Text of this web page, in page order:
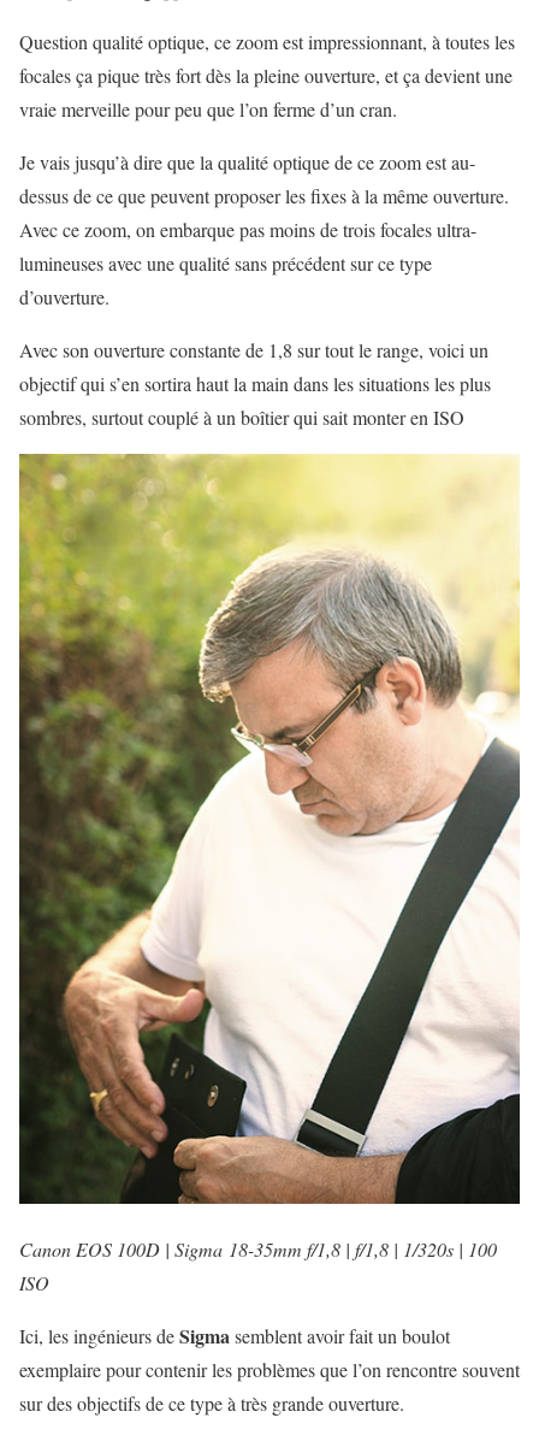
Question qualité optique, ce zoom est impressionnant, à toutes les
focales ça pique très fort dès la pleine ouverture, et ça devient une
vraie merveille pour peu que l’on ferme d’un cran.
Je vais jusqu’à dire que la qualité optique de ce zoom est au-
dessus de ce que peuvent proposer les fixes à la même ouverture.
Avec ce zoom, on embarque pas moins de trois focales ultra-
lumineuses avec une qualité sans précédent sur ce type
d’ouverture.
Avec son ouverture constante de 1,8 sur tout le range, voici un
objectif qui s’en sortira haut la main dans les situations les plus
sombres, surtout couplé à un boîtier qui sait monter en ISO
Canon EOS 100D | Sigma 18-35mm f/1,8 | f/1,8 | 1/320s | 100
ISO
Ici, les ingénieurs deSigmasemblent avoir fait un boulot
exemplaire pour contenir les problèmes que l’on rencontre souvent
sur des objectifs de ce type à très grande ouverture.